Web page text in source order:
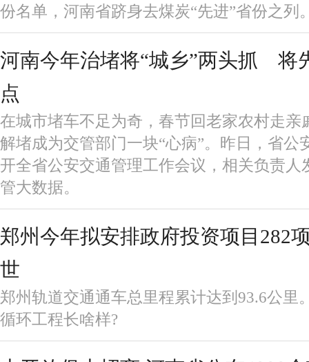
份名单，河南省跻身去煤炭“先进”省份之列
河南今年治堵将“城乡”两头抓 将
点
在城市堵车不足为奇，春节回老家农村走亲
解堵成为交管部门一块“心病”。昨日，省公
开全省公安交通管理工作会议，相关负责人
管大数据。
郑州今年拟安排政府投资项目282
世
郑州轨道交通通车总里程累计达到93.6公里
循环工程长啥样?